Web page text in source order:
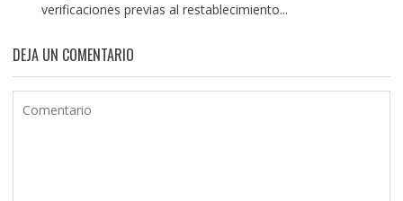
verificaciones previas al restablecimiento...
DEJA UN COMENTARIO